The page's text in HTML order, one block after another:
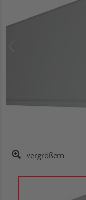
vergrößern